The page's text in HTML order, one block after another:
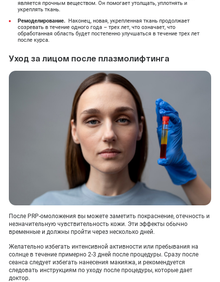
является прочным веществом. Он помогает утолщать, уплотнять и
укреплять ткань.
Ремоделирование. Наконец, новая, укрепленная ткань продолжает
созревать в течение одного года – трех лет, что означает, что
обработанная область будет постепенно улучшаться в течение трех лет
после курса.
Уход за лицом после плазмолифтинга
После PRP-омоложения вы можете заметить покраснение, отечность и
незначительную чувствительность кожи. Эти эффекты обычно
временные и должны пройти через несколько дней.
Желательно избегать интенсивной активности или пребывания на
солнце в течение примерно 2-3 дней после процедуры. Сразу после
сеанса следует избегать нанесения макияжа, и рекомендуется
следовать инструкциям по уходу после процедуры, которые дает
доктор.